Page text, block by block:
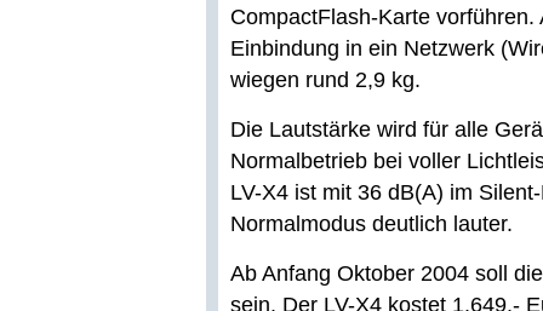
CompactFlash-Karte
Einbindung in ein Netzwerk
wiegen rund 2,9 kg.
Die Lautstärke wird für alle
Normalbetrieb bei voller
LV-X4 ist mit 36 dB(A) im
Normalmodus deutlich lauter.
Ab Anfang Oktober 2004 soll
sein. Der LV-X4 kostet 1.649,-